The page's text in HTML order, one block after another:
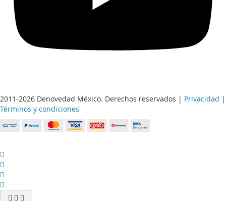
2011-2026 Denovedad México. Derechos reservados | Privacidad |
Términos y condiciones